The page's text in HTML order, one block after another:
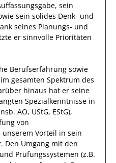
sein
sein solides Denk- und
seines Planungs- und
er sinnvolle Prioritäten
Berufserfahrung sowie
gesamten Spektrum des
hinaus hat er seine
Spezialkenntnisse in
AO, UStG, EStG),
von
unserem Vorteil in sein
Den Umgang mit den
Prüfungssystemen (z.B.